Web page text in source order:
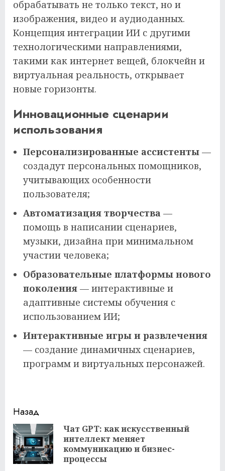
обрабатывать не только текст, но и
изображения, видео и аудиоданных.
Концепция интеграции ИИ с другими
технологическими направлениями,
такими как интернет вещей, блокчейн и
виртуальная реальность, открывает
новые горизонты.
Инновационные сценарии
использования
Персонализированные ассистенты —
создадут персональных помощников,
учитывающих особенности
пользователя;
Автоматизация творчества —
помощь в написании сценариев,
музыки, дизайна при минимальном
участии человека;
Образовательные платформы нового
поколения — интерактивные и
адаптивные системы обучения с
использованием ИИ;
Интерактивные игры и развлечения
— создание динамичных сценариев,
программ и виртуальных персонажей.
Продолжить
чтение
Назад
Чат GPT: как искусственный
интеллект меняет
коммуникацию и бизнес-
процессы